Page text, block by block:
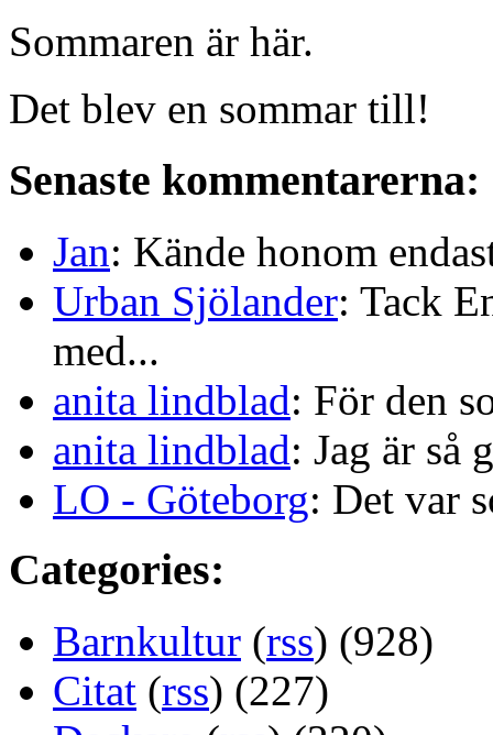
Sommaren är här.
Det blev en sommar till!
Senaste kommentarerna:
Jan: Kände honom
Urban Sjölander: Tack
med...
anita lindblad: För den
anita lindblad: Jag är så
LO - Göteborg: Det var
Categories:
Barnkultur (rss) (928)
Citat (rss) (227)